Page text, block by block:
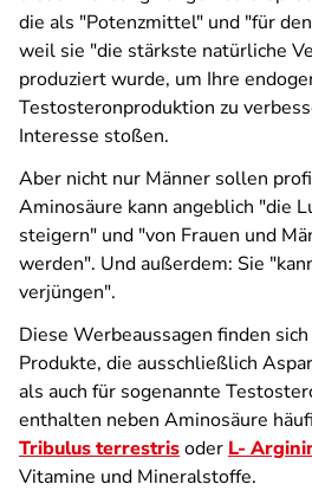
die als "Potenzmittel" und "für
weil sie "die stärkste natürliche
produziert wurde, um Ihre
Testosteronproduktion zu
Interesse stoßen.
Aber nicht nur Männer sollen
Aminosäure kann angeblich "die
steigern" und "von Frauen und
werden". Und außerdem: Sie
verjüngen".
Diese Werbeaussagen finden
Produkte, die ausschließlich
als auch für sogenannte
enthalten neben Aminosäure
Tribulus terrestrisoder L-
Vitamine und Mineralstoffe.